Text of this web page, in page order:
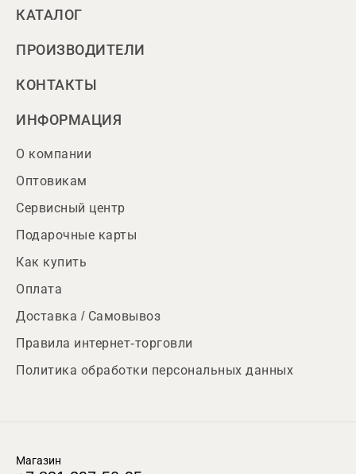
КАТАЛОГ
ПРОИЗВОДИТЕЛИ
КОНТАКТЫ
ИНФОРМАЦИЯ
О компании
Оптовикам
Сервисный центр
Подарочные карты
Как купить
Оплата
Доставка / Самовывоз
Правила интернет-торговли
Политика обработки персональных данных
Магазин